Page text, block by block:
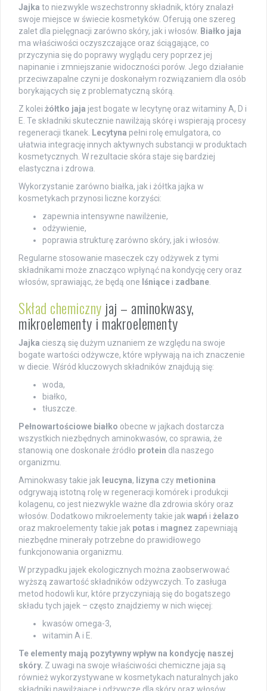
Jajka to niezwykle wszechstronny składnik, który znalazł
swoje miejsce w świecie kosmetyków. Oferują one szereg
zalet dla pielęgnacji zarówno skóry, jak i włosów. Białko jaja
ma właściwości oczyszczające oraz ściągające, co
przyczynia się do poprawy wyglądu cery poprzez jej
napinanie i zmniejszanie widoczności porów. Jego działanie
przeciwzapalne czyni je doskonałym rozwiązaniem dla osób
borykających się z problematyczną skórą.
Z kolei żółtko jaja jest bogate w lecytynę oraz witaminy A, D i
E. Te składniki skutecznie nawilżają skórę i wspierają procesy
regeneracji tkanek.
Lecytyna pełni rolę emulgatora, co
ułatwia integrację innych aktywnych substancji w produktach
kosmetycznych. W rezultacie skóra staje się bardziej
elastyczna i zdrowa.
Wykorzystanie zarówno białka, jak i żółtka jajka w
kosmetykach przynosi liczne korzyści:
zapewnia intensywne nawilżenie,
odżywienie,
poprawia strukturę zarówno skóry, jak i włosów.
Regularne stosowanie maseczek czy odżywek z tymi
składnikami może znacząco wpłynąć na kondycję cery oraz
włosów, sprawiając, że będą one lśniące i zadbane
Skład chemiczny jaj – aminokwasy,
mikroelementy i makroelementy
Jajka cieszą się dużym uznaniem ze względu na swoje
bogate wartości odżywcze, które wpływają na ich znaczenie
w diecie. Wśród kluczowych składników znajdują się:
woda,
białko,
tłuszcze.
Pełnowartościowe białko obecne w jajkach dostarcza
wszystkich niezbędnych aminokwasów, co sprawia, że
stanowią one doskonałe źródło protein dla naszego
organizmu.
Aminokwasy takie jak leucyna, lizyna czy metionina
odgrywają istotną rolę w regeneracji komórek i produkcji
kolagenu, co jest niezwykle ważne dla zdrowia skóry oraz
włosów. Dodatkowo mikroelementy takie jak wapń i żelazo
oraz makroelementy takie jak potas i magnez zapewniają
niezbędne minerały potrzebne do prawidłowego
funkcjonowania organizmu.
W przypadku jajek ekologicznych można zaobserwować
wyższą zawartość składników odżywczych. To zasługa
metod hodowli kur, które przyczyniają się do bogatszego
składu tych jajek – często znajdziemy w nich więcej:
kwasów omega-3,
witamin A i E.
Te elementy mają pozytywny wpływ na kondycję naszej
skóry. Z uwagi na swoje właściwości chemiczne jaja są
również wykorzystywane w kosmetykach naturalnych jako